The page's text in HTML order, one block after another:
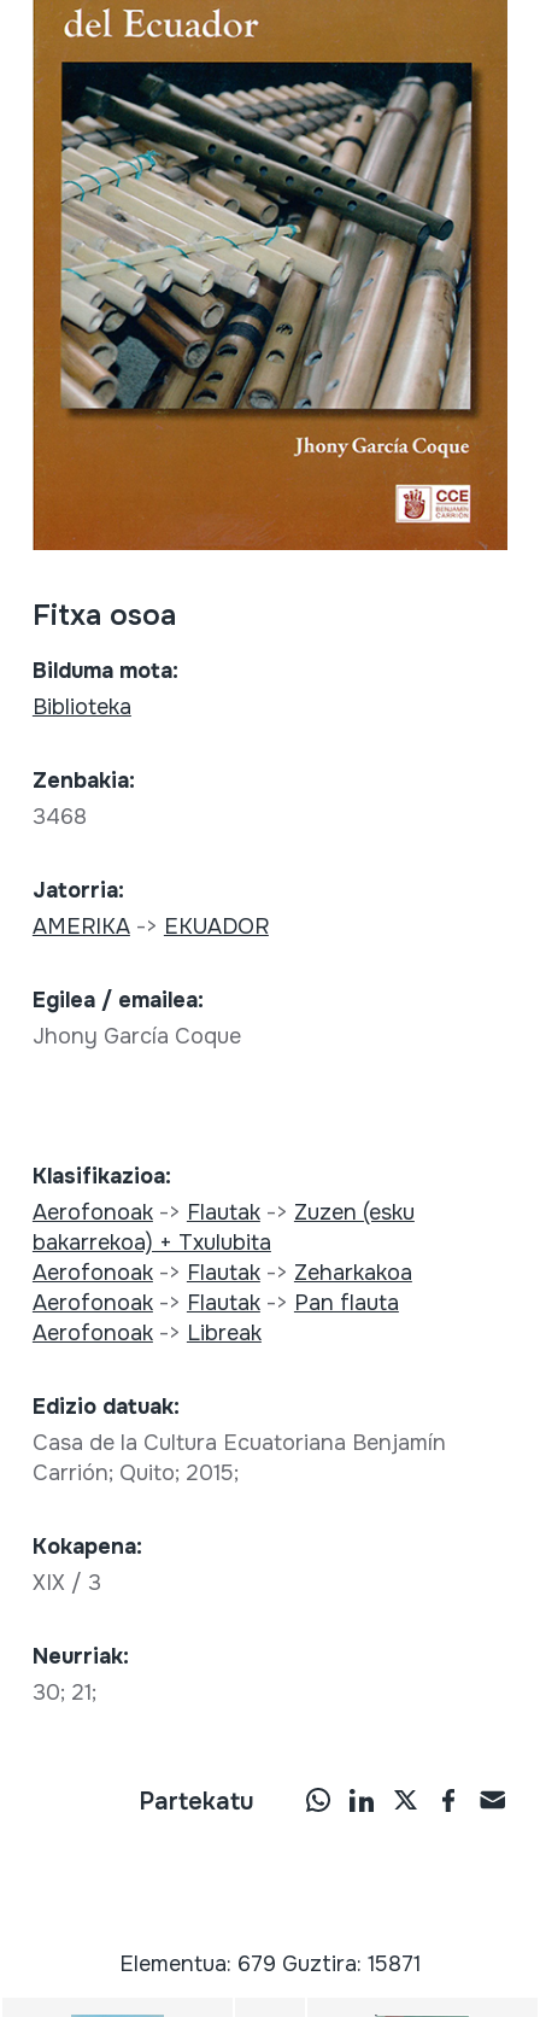
Fitxa osoa
Bilduma mota:
Biblioteka
Zenbakia:
3468
Jatorria:
AMERIKA-> EKUADOR
Egilea / emailea:
Jhony García Coque
Klasifikazioa:
Aerofonoak-> Flautak-> Zuzen (esku
bakarrekoa) + Txulubita
Aerofonoak-> Flautak-> Zeharkakoa
Aerofonoak-> Flautak-> Pan flauta
Aerofonoak-> Libreak
Edizio datuak:
Casa de la Cultura Ecuatoriana Benjamín
Carrión; Quito; 2015;
Kokapena:
XIX / 3
Neurriak:
30; 21;
Partekatu
Elementua: 679 Guztira: 15871